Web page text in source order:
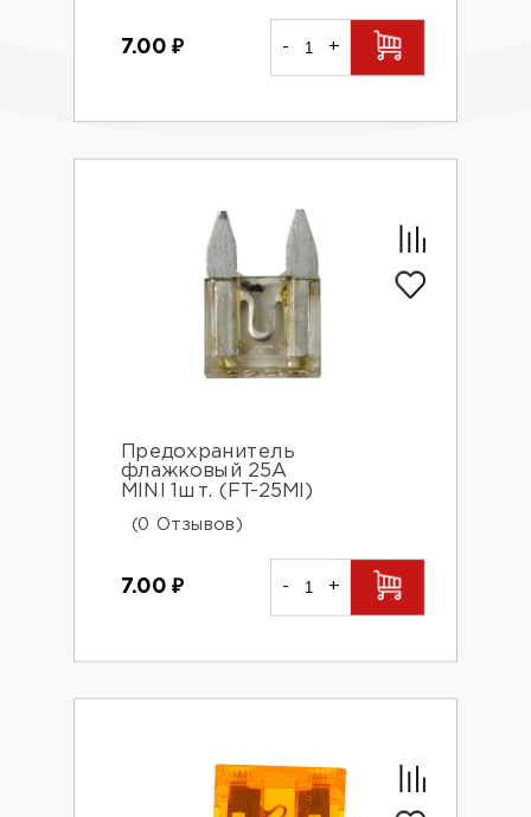
7.00₽ - +
Предохранитель
флажковый 25А
MINI 1шт. (FT-25MI)
(0 Отзывов)
7.00₽ - +